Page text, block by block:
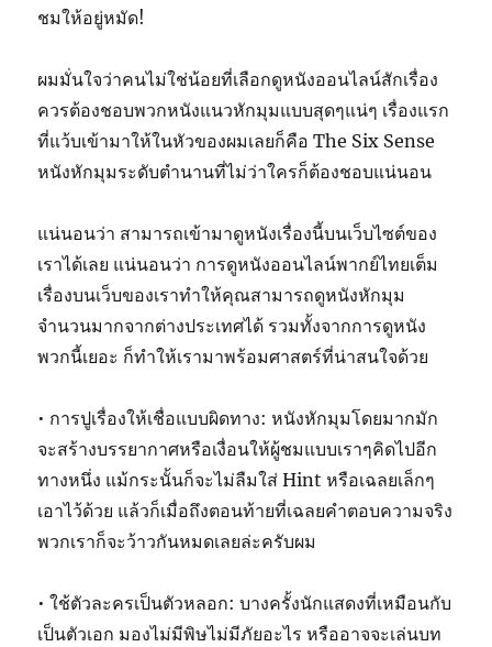
ชมให้อยู่หมัด!
ผมมั่นใจว่าคนไม่ใช่น้อยที่เลือกดูหนังออนไลน์สักเรื่อง
ควรต้องชอบพวกหนังแนวหักมุมแบบสุดๆแน่ๆ เรื่องแรก
ที่แว้บเข้ามาให้ในหัวของผมเลยก็คือ The Six Sense
หนังหักมุมระดับตำนานที่ไม่ว่าใครก็ต้องชอบแน่นอน
แน่นอนว่า สามารถเข้ามาดูหนังเรื่องนี้บนเว็บไซต์ของ
เราได้เลย แน่นอนว่า การดูหนังออนไลน์พากย์ไทยเต็ม
เรื่องบนเว็บของเราทำให้คุณสามารถดูหนังหักมุม
จำนวนมากจากต่างประเทศได้ รวมทั้งจากการดูหนัง
พวกนี้เยอะ ก็ทำให้เรามาพร้อมศาสตร์ที่น่าสนใจด้วย
• การปูเรื่องให้เชื่อแบบผิดทาง: หนังหักมุมโดยมากมัก
จะสร้างบรรยากาศหรือเงื่อนให้ผู้ชมแบบเราๆคิดไปอีก
ทางหนึ่ง แม้กระนั้นก็จะไม่ลืมใส่ Hint หรือเฉลยเล็กๆ
เอาไว้ด้วย แล้วก็เมื่อถึงตอนท้ายที่เฉลยคำตอบความจริง
พวกเราก็จะว้าวกันหมดเลยล่ะครับผม
• ใช้ตัวละครเป็นตัวหลอก: บางครั้งนักแสดงที่เหมือนกับ
เป็นตัวเอก มองไม่มีพิษไม่มีภัยอะไร หรืออาจจะเล่นบท